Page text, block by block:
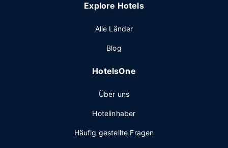
Explore Hotels
Alle Länder
Blog
HotelsOne
Über uns
Hotelinhaber
Häufig gestellte Fragen